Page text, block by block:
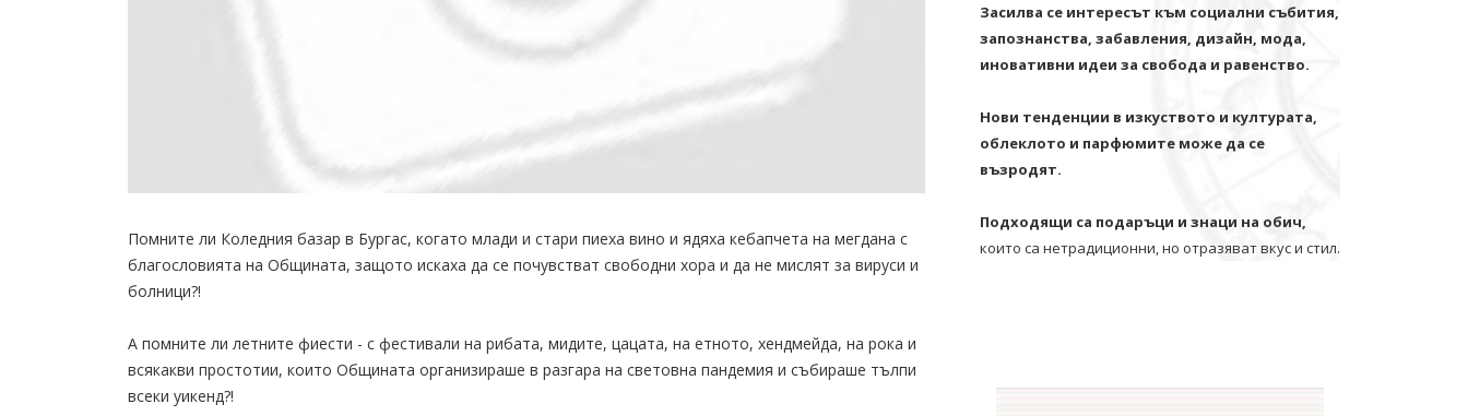
Помните ли Коледния базар в Бургас, когато млади и стари пиеха вино и ядяха кебапчета на мегдана с
благословията на Общината, защото искаха да се почувстват свободни хора и да не мислят за вируси и
болници?!
А помните ли летните фиести - с фестивали на рибата, мидите, цацата, на етното, хендмейда, на рока и
всякакви простотии, които Общината организираше в разгара на световна пандемия и събираше тълпи
всеки уикенд?!
Засилва се интересът към социални събития,
запознанства, забавления, дизайн, мода,
иновативни идеи за свобода и равенство.
Нови тенденции в изкуството и културата,
облеклото и парфюмите може да се
възродят.
Подходящи са подаръци и знаци на обич,
които са нетрадиционни, но отразяват вкус и стил.